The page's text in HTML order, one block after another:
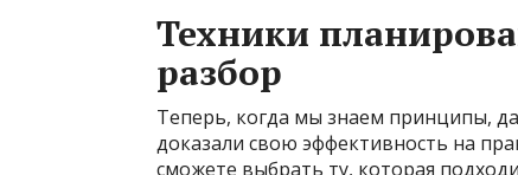
Техники
разбор
Теперь, когда мы знаем принципы,
доказали свою эффективность на
сможете выбрать ту, которая